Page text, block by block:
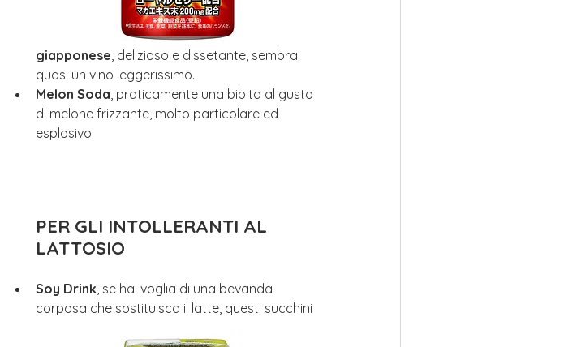
giapponese, delizioso e dissetante, sembra
quasi un vino leggerissimo.
Melon Soda, praticamente una bibita al gusto
di melone frizzante, molto particolare ed
esplosivo.
PER GLI INTOLLERANTI AL
LATTOSIO
Soy Drink, se hai voglia di una bevanda
corposa che sostituisca il latte, questi succhini